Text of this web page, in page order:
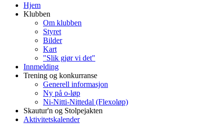
Hjem
Klubben
Om klubben
Styret
Bilder
Kart
"Slik gjør vi det"
Innmelding
Trening og konkurranse
Generell informasjon
Ny på o-løp
Ni-Nitti-Nittedal (Flexoløp)
Skautur'n og Stolpejakten
Aktivitetskalender